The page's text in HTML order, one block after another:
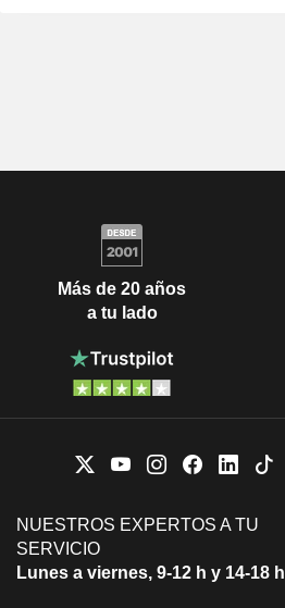
Más de 20 años
a tu lado
NUESTROS EXPERTOS A TU
SERVICIO
Lunes a viernes, 9-12 h y 14-18 h